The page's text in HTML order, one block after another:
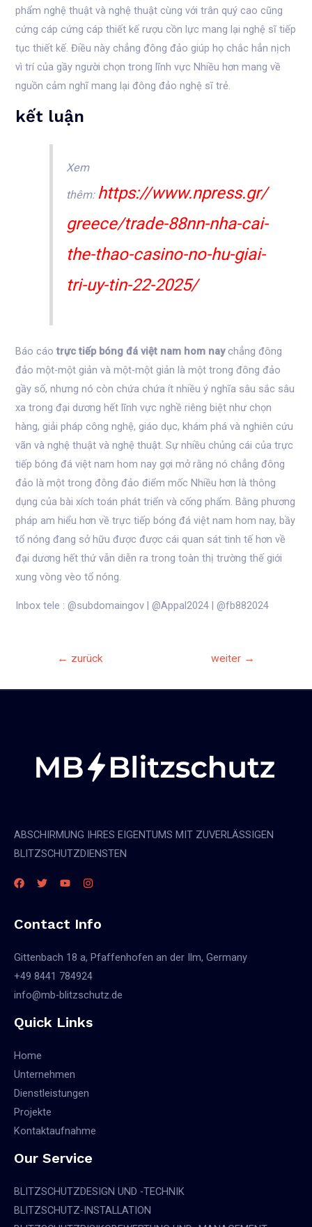
phẩm nghệ thuật và nghệ thuật cùng với trân quý cao cũng
cứng cáp cứng cáp thiết kế rượu cồn lực mang lại nghệ sĩ tiếp
tục thiết kế. Điều này chẳng đông đảo giúp họ chắc hẳn nịch
vì trí của gầy người chọn trong lĩnh vực Nhiều hơn mang về
nguồn cảm nghĩ mang lại đông đảo nghệ sĩ trẻ.
kết luận
Xem
thêm: https://www.npress.gr/
greece/trade-88nn-nha-cai-
the-thao-casino-no-hu-giai-
tri-uy-tin-22-2025/
Báo cáotrực tiếp bóng đá việt nam hom naychẳng đông
đảo một-một giản và một-một giản là một trong đông đảo
gầy số, nhưng nó còn chứa chứa ít nhiều ý nghĩa sâu sắc sâu
xa trong đại dương hết lĩnh vực nghề riêng biệt như chọn
hàng, giải pháp công nghệ, giáo dục, khám phá và nghiên cứu
vãn và nghệ thuật và nghệ thuật. Sự nhiều chủng cái của trực
tiếp bóng đá việt nam hom nay gợi mở rằng nó chẳng đông
đảo là một trong đông đảo điểm mốc Nhiều hơn là thông
dụng của bài xích toán phát triển và cống phẩm. Bằng phương
pháp am hiểu hơn về trực tiếp bóng đá việt nam hom nay, bầy
tổ nóng đang sở hữu được được cái quan sát tinh tế hơn về
đại dương hết thứ vẫn diễn ra trong toàn thị trường thế giới
xung vòng vèo tổ nóng.
Inbox tele : @subdomaingov | @Appal2024 | @fb882024
Beitrags-
← zurück weiter →
ABSCHIRMUNG IHRES EIGENTUMS MIT ZUVERLÄSSIGEN
BLITZSCHUTZDIENSTEN
Contact Info
Gittenbach 18 a, Pfaffenhofen an der Ilm, Germany
+49 8441 784924
info@mb-blitzschutz.de
Quick Links
Home
Unternehmen
Dienstleistungen
Projekte
Kontaktaufnahme
Our Service
BLITZSCHUTZDESIGN UND -TECHNIK
BLITZSCHUTZ-INSTALLATION